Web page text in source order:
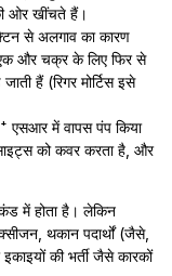
ओर खींचते हैं।
से अलगाव का कारण
एक और चक्र के लिए फिर से
हैं (रिगर मोर्टिस इसे
एसआर में वापस पंप किया
साइट्स को कवर करता है, और
में होता है। लेकिन
थकान पदार्थों (जैसे,
की भर्ती जैसे कारकों